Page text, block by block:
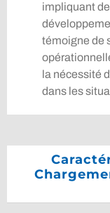
impliquant
témoigne de
la nécessité
dans les